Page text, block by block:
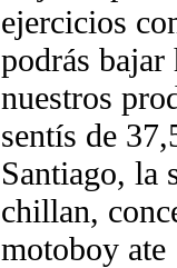
ejercicios
podrás bajar
nuestros
sentís de
Santiago, la
chillan,
motoboy ate